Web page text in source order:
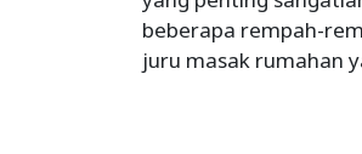
beberapa rempah-
juru masak rumahan